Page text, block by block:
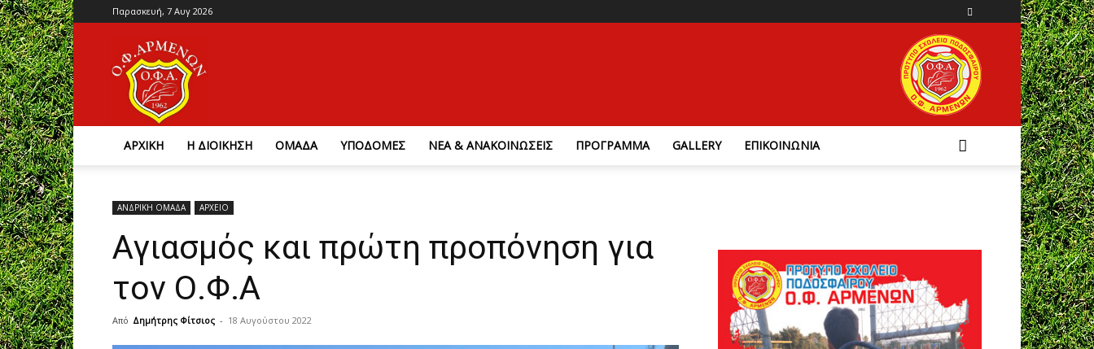
Παρασκευή, 7 Αυγ 2026
ΑΡΧΙΚΗ Η ΔΙΟΙΚΗΣΗ ΟΜΑΔΑ ΥΠΟΔΟΜΕΣ ΝΕΑ & ΑΝΑΚΟΙΝΩΣΕΙΣ ΠΡΟΓΡΑΜΜΑ GALLERY ΕΠΙΚΟΙΝΩΝΙΑ
ΑΝΔΡΙΚΗ ΟΜΑΔΑ ΑΡΧΕΙΟ
Αγιασμός και πρώτη προπόνηση για
τον Ο.Φ.Α
Από Δημήτρης Φίτσιος - 18 Αυγούστου 2022